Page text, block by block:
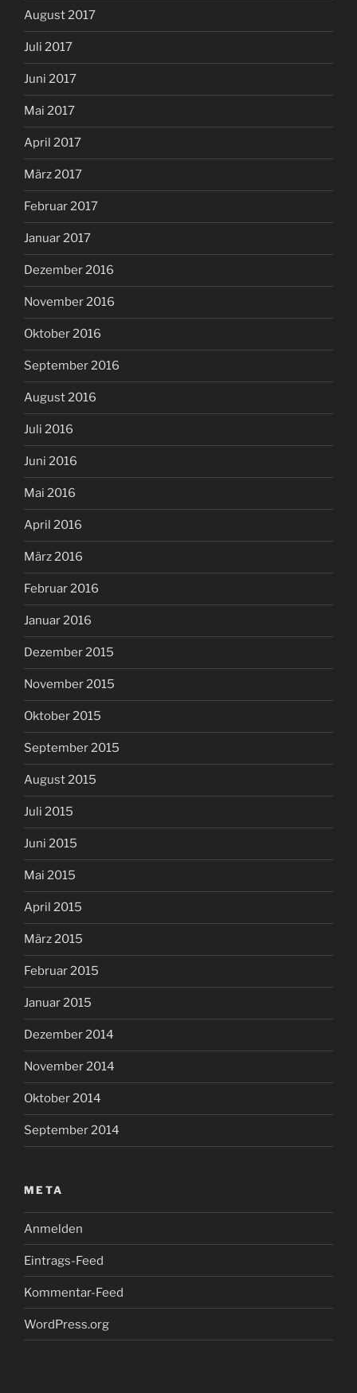
August 2017
Juli 2017
Juni 2017
Mai 2017
April 2017
März 2017
Februar 2017
Januar 2017
Dezember 2016
November 2016
Oktober 2016
September 2016
August 2016
Juli 2016
Juni 2016
Mai 2016
April 2016
März 2016
Februar 2016
Januar 2016
Dezember 2015
November 2015
Oktober 2015
September 2015
August 2015
Juli 2015
Juni 2015
Mai 2015
April 2015
März 2015
Februar 2015
Januar 2015
Dezember 2014
November 2014
Oktober 2014
September 2014
META
Anmelden
Eintrags-Feed
Kommentar-Feed
WordPress.org